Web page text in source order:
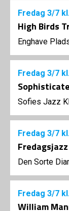
Fredag 3/7
High Birds
Enghave
Fredag 3/7
Sofies Jazz
Fredag 3/7
Den Sorte
Fredag 3/7
William